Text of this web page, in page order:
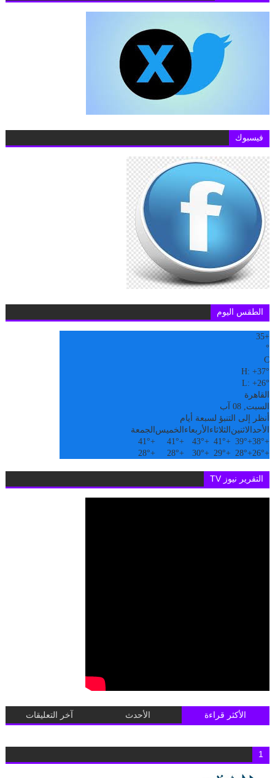
فيسبوك
الطقس اليوم
+
35
°
C
H:+37°
L:+26°
القاهرة
السبت, 08 آب
أنظر إلى التنبؤ لسبعة أيام
الأحدالاثنين الثلاثاء الأربعاء الخميس الجمعة
+
38°
+
39°
+
41°
+
43°
+
41°
+
41°
+
26°
+
28°
+
29°
+
30°
+
28°
+
28°
التقرير نيوز TV
الأكثر قراءة الأحدث آخر التعليقات
1